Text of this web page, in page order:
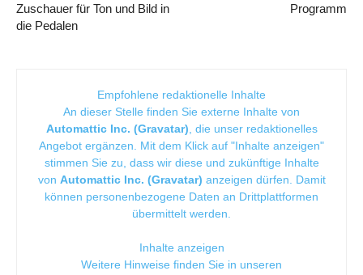
Zuschauer für Ton und Bild in
die Pedalen
Programm
Empfohlene redaktionelle Inhalte
An dieser Stelle finden Sie externe Inhalte von
Automattic Inc. (Gravatar) , die unser redaktionelles
Angebot ergänzen. Mit dem Klick auf "Inhalte anzeigen"
stimmen Sie zu, dass wir diese und zukünftige Inhalte
von Automattic Inc. (Gravatar) anzeigen dürfen. Damit
können personenbezogene Daten an Drittplattformen
übermittelt werden.
Inhalte anzeigen
Weitere Hinweise finden Sie in unseren